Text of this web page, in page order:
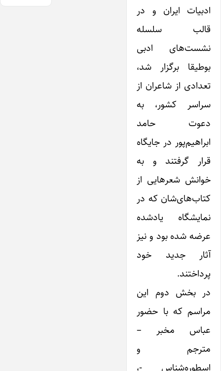
ادبیات ایران و در
قالب سلسله‌
نشست‌های ادبی
بوطیقا برگزار شد،
تعدادی از شاعران از
سراسر کشور، به
دعوت حامد
ابراهیم‌پور در جایگاه
قرار گرفتند و به
خوانش شعرهایی از
کتاب‌های‌شان که در
نمایشگاه یادشده
عرضه شده بود و نیز
آثار جدید خود
پرداختند.
در بخش دوم این
مراسم که با حضور
عباس مخبر –
مترجم و
اسطوره‌شناس -،